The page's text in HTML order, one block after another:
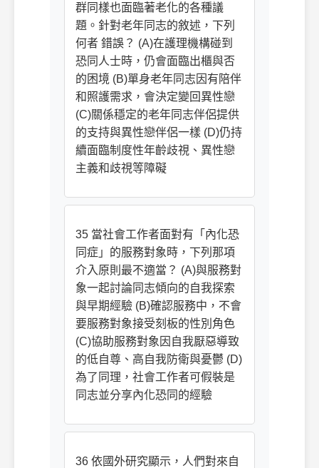
群同樣也面臨著老化的各種議
題。針對老年同志的敘述，下列
何者 錯誤？ (A)在護理機構碰到
恐同人士時，仍會面臨出櫃與否
的困境 (B)單身老年同志因有陪伴
和照護需求，會決定變回異性戀
(C)關係穩定的老年同志伴侶提供
的支持與異性戀伴侶一樣 (D)仍持
續面臨制度性年齡歧視、異性戀
主義和歧視等障礙
35 當社會工作者面對有「內化恐
同症」的服務對象時，下列那項
介入原則最不適當？ (A)與服務對
象一起討論同志傾向的自我探索
與早期經驗 (B)確認服務中，不會
要服務對象接受刻板的性別角色
(C)協助服務對象因自我厭惡導致
的低自尊、高自我防衛與憂鬱 (D)
為了同理，社會工作者可假裝是
同志並分享內化恐同的經驗
36 依國外研究顯示，人們對來自